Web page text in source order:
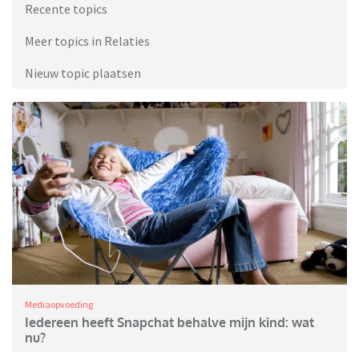
Recente topics
Meer topics in Relaties
Nieuw topic plaatsen
Mediaopvoeding
Iedereen heeft Snapchat behalve mijn kind: wat
nu?